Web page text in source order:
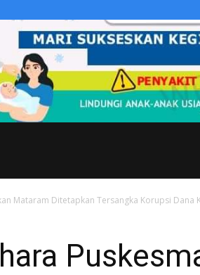
Mataram Ditetapkan Tersangka Korupsi Dana